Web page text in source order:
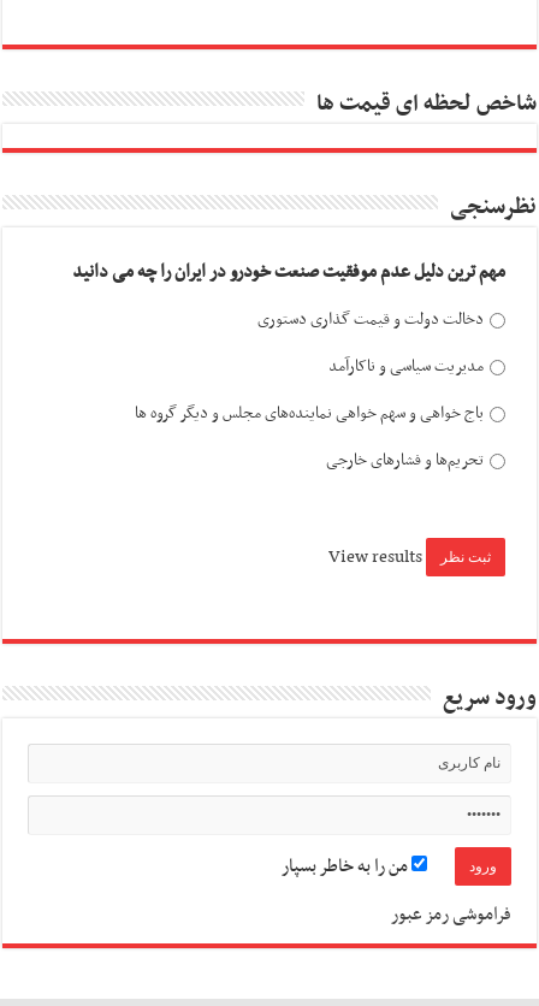
شاخص لحظه ای قیمت ها
نظرسنجی
مهم ترین دلیل عدم موفقیت صنعت خودرو در ایران را چه می دانید
دخالت دولت و قیمت گذاری دستوری
مدیریت سیاسی و ناکارآمد
باج خواهی و سهم خواهی نماینده‌های مجلس و دیگر گروه ها
تحریم‌ها و فشارهای خارجی
View results
ورود سریع
من را به خاطر بسپار
فراموشی رمز عبور